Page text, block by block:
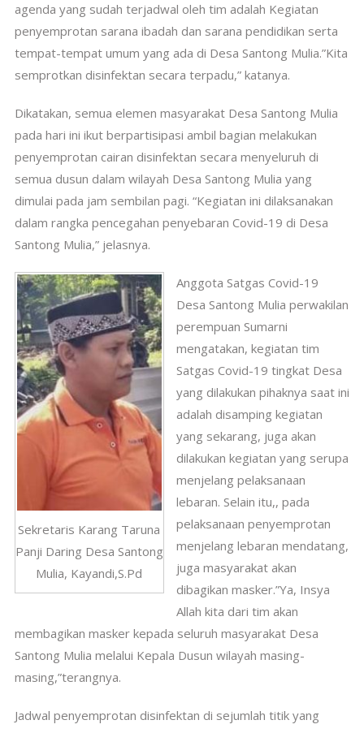
agenda yang sudah terjadwal oleh tim adalah Kegiatan
penyemprotan sarana ibadah dan sarana pendidikan serta
tempat-tempat umum yang ada di Desa Santong Mulia.”Kita
semprotkan disinfektan secara terpadu,” katanya.
Dikatakan, semua elemen masyarakat Desa Santong Mulia
pada hari ini ikut berpartisipasi ambil bagian melakukan
penyemprotan cairan disinfektan secara menyeluruh di
semua dusun dalam wilayah Desa Santong Mulia yang
dimulai pada jam sembilan pagi. “Kegiatan ini dilaksanakan
dalam rangka pencegahan penyebaran Covid-19 di Desa
Santong Mulia,” jelasnya.
Sekretaris Karang Taruna
Panji Daring Desa Santong
Mulia, Kayandi,S.Pd
Anggota Satgas Covid-19
Desa Santong Mulia perwakilan
perempuan Sumarni
mengatakan, kegiatan tim
Satgas Covid-19 tingkat Desa
yang dilakukan pihaknya saat ini
adalah disamping kegiatan
yang sekarang, juga akan
dilakukan kegiatan yang serupa
menjelang pelaksanaan
lebaran. Selain itu,, pada
pelaksanaan penyemprotan
menjelang lebaran mendatang,
juga masyarakat akan
dibagikan masker.”Ya, Insya
Allah kita dari tim akan
membagikan masker kepada seluruh masyarakat Desa
Santong Mulia melalui Kepala Dusun wilayah masing-
masing,”terangnya.
Jadwal penyemprotan disinfektan di sejumlah titik yang